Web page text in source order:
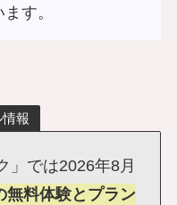
す。
報
」では2026年8月
無料体験とプラン